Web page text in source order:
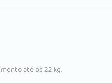
até os 22 kg.